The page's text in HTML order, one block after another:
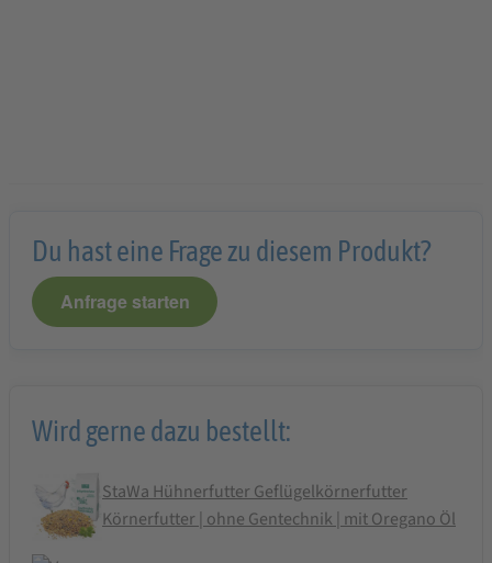
Du hast eine Frage zu diesem Produkt?
Anfrage starten
Wird gerne dazu bestellt:
StaWa Hühnerfutter Geflügelkörnerfutter
Körnerfutter | ohne Gentechnik | mit Oregano Öl